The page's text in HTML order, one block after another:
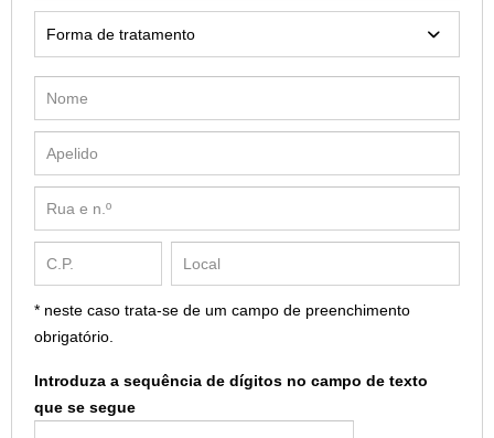
* neste caso trata-se de um campo de preenchimento
obrigatório.
Introduza a sequência de dígitos no campo de texto
que se segue